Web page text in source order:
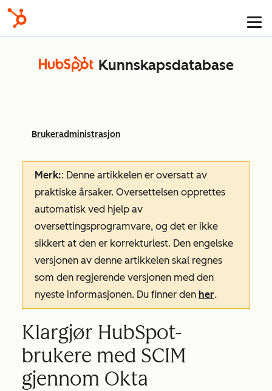
Kunnskapsdatabase
Brukeradministrasjon
Merk:: Denne artikkelen er oversatt av
praktiske årsaker. Oversettelsen opprettes
automatisk ved hjelp av
oversettingsprogramvare, og det er ikke
sikkert at den er korrekturlest. Den engelske
versjonen av denne artikkelen skal regnes
som den regjerende versjonen med den
nyeste informasjonen. Du finner den her.
Klargjør HubSpot-
brukere med SCIM
gjennom Okta